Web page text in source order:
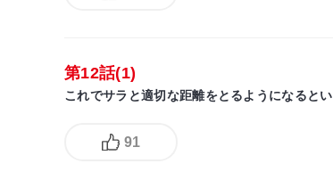
第12話(1)
これでサラと適切な距離をとるようになると
91